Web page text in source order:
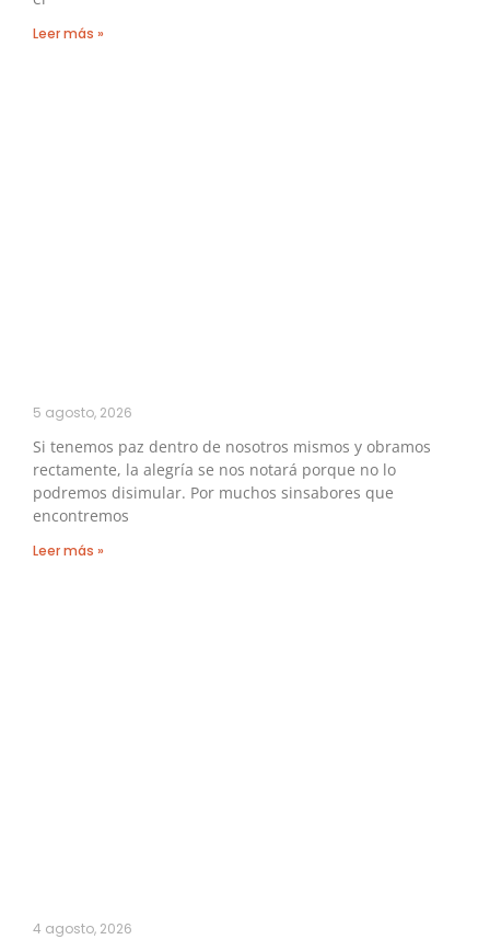
Leer más »
5 agosto, 2026
Si tenemos paz dentro de nosotros mismos y obramos
rectamente, la alegría se nos notará porque no lo
podremos disimular. Por muchos sinsabores que
encontremos
Leer más »
4 agosto, 2026